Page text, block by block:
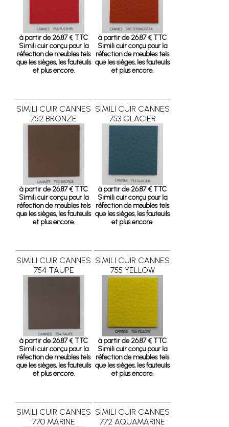
à partir de 26.87 € TTC
Simili cuir conçu pour la
réfection de meubles tels
que les sièges, les fauteuils
et plus encore.
à partir de 26.87 € TTC
Simili cuir conçu pour la
réfection de meubles tels
que les sièges, les fauteuils
et plus encore.
SIMILI CUIR CANNES
752 BRONZE
à partir de 26.87 € TTC
Simili cuir conçu pour la
réfection de meubles tels
que les sièges, les fauteuils
et plus encore.
SIMILI CUIR CANNES
753 GLACIER
à partir de 26.87 € TTC
Simili cuir conçu pour la
réfection de meubles tels
que les sièges, les fauteuils
et plus encore.
SIMILI CUIR CANNES
754 TAUPE
à partir de 26.87 € TTC
Simili cuir conçu pour la
réfection de meubles tels
que les sièges, les fauteuils
et plus encore.
SIMILI CUIR CANNES
755 YELLOW
à partir de 26.87 € TTC
Simili cuir conçu pour la
réfection de meubles tels
que les sièges, les fauteuils
et plus encore.
SIMILI CUIR CANNES
770 MARINE
SIMILI CUIR CANNES
772 AQUAMARINE